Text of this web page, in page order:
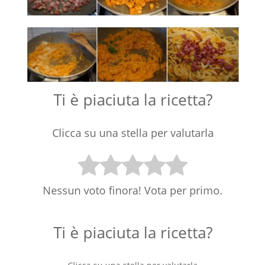
Ti è piaciuta la ricetta?
Clicca su una stella per valutarla
Nessun voto finora! Vota per primo.
Ti è piaciuta la ricetta?